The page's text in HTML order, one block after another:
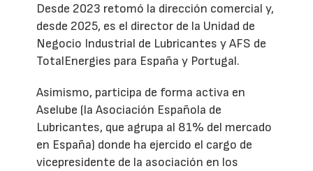
Desde 2023 retomó la dirección comercial y,
desde 2025, es el director de la Unidad de
Negocio Industrial de Lubricantes y AFS de
TotalEnergies para España y Portugal.
Asimismo, participa de forma activa en
Aselube (la Asociación Española de
Lubricantes, que agrupa al 81% del mercado
en España) donde ha ejercido el cargo de
vicepresidente de la asociación en los